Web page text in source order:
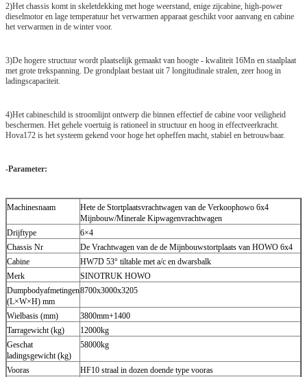
2)Het chassis komt in skeletdekking met hoge weerstand, enige zijcabine, high-power
dieselmotor en lage temperatuur het verwarmen apparaat geschikt voor aanvang en cabine
het verwarmen in de winter voor.
3)De hogere structuur wordt plaatselijk gemaakt van hoogte - kwaliteit 16Mn en staalplaat
met grote trekspanning. De grondplaat bestaat uit 7 longitudinale stralen, zeer hoog in
ladingscapaciteit.
4)Het cabineschild is stroomlijnt ontwerp die binnen effectief de cabine voor veiligheid
beschermen. Het gehele voertuig is rationeel in structuur en hoog in effectveerkracht.
Hova172 is het systeem gekend voor hoge het opheffen macht, stabiel en betrouwbaar.
-Parameter:
Machinesnaam
Hete de Stortplaatsvrachtwagen van de Verkoophowo 6x4
Mijnbouw/Minerale Kipwagenvrachtwagen
Drijftype
6×4
Chassis Nr
De Vrachtwagen van de de Mijnbouwstortplaats van HOWO 6x4
Cabine
HW7D 53° tiltable met a/c en dwarsbalk
Merk
SINOTRUK HOWO
Dumpbodyafmetingen
(L×W×H) mm
8700x3000x3205
Wielbasis (mm)
3800mm+1400
Tarragewicht (kg)
12000kg
Geschat
ladingsgewicht (kg)
58000kg
Vooras HF10 straal in dozen doende type vooras